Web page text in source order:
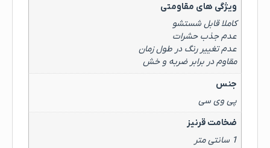
ویژگی های مقاومتی
کاملا قابل شستشو
عدم جذب حشرات
عدم تغییر رنگ در طول زمان
مقاوم در برابر ضربه و خش
جنس
پی وی سی
ضخامت قرنیز
1 سانتی متر